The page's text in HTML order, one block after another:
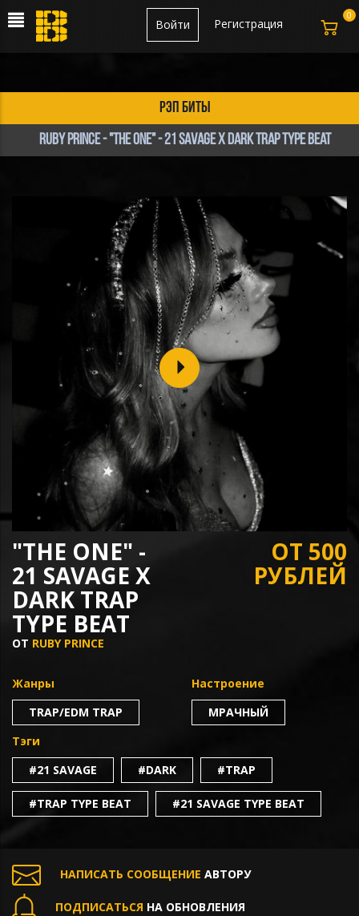
Регистрация
Войти
рэп биты
Ruby Prince - "The One" - 21 Savage X Dark Trap Type Beat
"THE ONE" -
21 SAVAGE X
DARK TRAP
TYPE BEAT
ОТ RUBY PRINCE
ОТ 500
РУБЛЕЙ
Жанры
TRAP/EDM TRAP
Настроение
МРАЧНЫЙ
Тэги
#21 SAVAGE
#DARK #TRAP
#TRAP TYPE BEAT #21 SAVAGE TYPE BEAT
НАПИСАТЬ СООБЩЕНИЕ АВТОРУ
ПОДПИСАТЬСЯ НА ОБНОВЛЕНИЯ
0